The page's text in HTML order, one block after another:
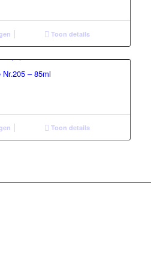
Toon details
– 85ml
Toon details